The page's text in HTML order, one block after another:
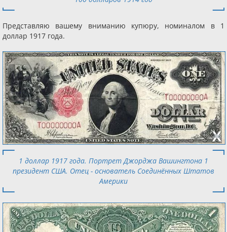
Представляю вашему вниманию купюру, номиналом в 1
доллар 1917 года.
1 доллар 1917 года. Портрет Джорджа Вашингтона 1
президент США. Отец - основатель Соединённых Штатов
Америки